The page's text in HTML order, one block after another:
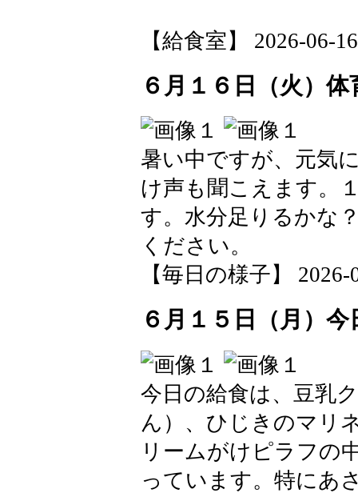
【給食室】 2026-06-
６月１６日（火）
暑い中ですが、元気
け声も聞こえます。
す。水分足りるかな
ください。
【毎日の様子】
６月１５日（月）
今日の給食は、豆乳
ん）、ひじきのマリ
リームがけピラフの
っています。特にあ